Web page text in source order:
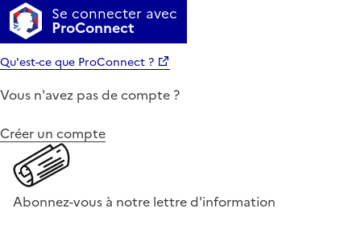
Se connecter avec
ProConnect
Qu'est-ce que ProConnect ?
Vous n'avez pas de compte ?
Créer un compte
Abonnez-vous à notre lettre d'information